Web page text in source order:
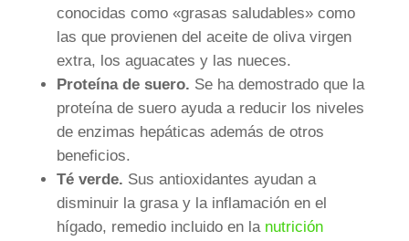
conocidas como «grasas saludables» como
las que provienen del aceite de oliva virgen
extra, los aguacates y las nueces.
Proteína de suero. Se ha demostrado que la
proteína de suero ayuda a reducir los niveles
de enzimas hepáticas además de otros
beneficios.
Té verde. Sus antioxidantes ayudan a
disminuir la grasa y la inflamación en el
hígado, remedio incluido en la nutrición